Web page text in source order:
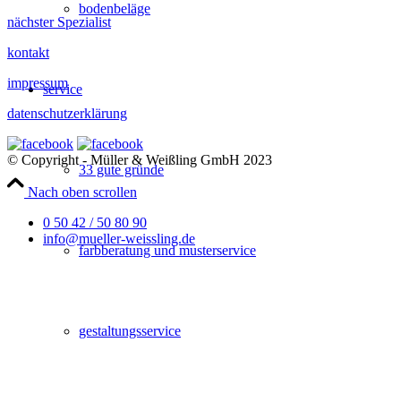
bodenbeläge
service
33 gute gründe
farbberatung und musterservice
gestaltungsservice
nächster Spezialist
kontakt
impressum
datenschutzerklärung
© Copyright - Müller & Weißling GmbH 2023
Nach oben scrollen
0 50 42 / 50 80 90
info@mueller-weissling.de